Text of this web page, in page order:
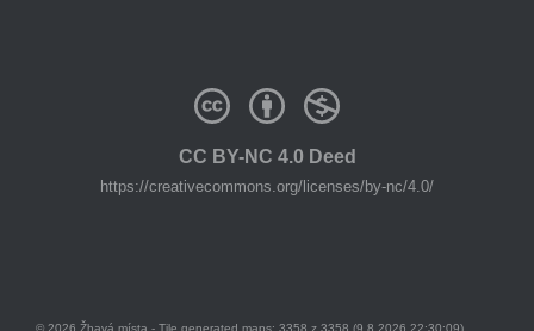
CC BY-NC 4.0 Deed
https://creativecommons.org/licenses/by-nc/4.0/
© 2026 Žhavá místa - Tile generated maps: 3358 z 3358 (9.8.2026 22:30:09)